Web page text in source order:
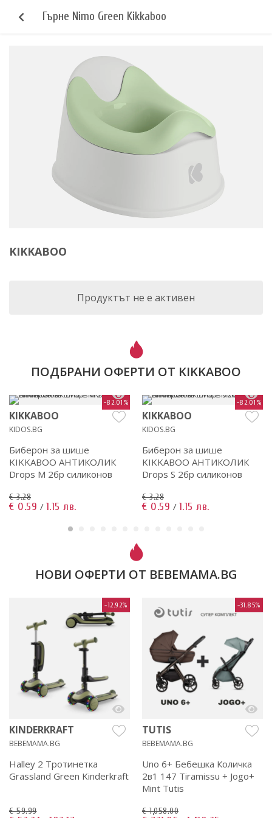
KIKKABOO
Гърне Nimo Green Kikkaboo
Продуктът не е активен
ПОДБРАНИ ОФЕРТИ ОТ KIKKABOO
-82.01%
KIKKABOO
KIDOS.BG
Биберон за шише
KIKKABOO АНТИКОЛИК
Drops M 2бр силиконов
€ 3.28
€ 0.59 / 1.15 лв.
-82.01%
KIKKABOO
KIDOS.BG
Биберон за шише
KIKKABOO АНТИКОЛИК
Drops S 2бр силиконов
€ 3.28
€ 0.59 / 1.15 лв.
НОВИ ОФЕРТИ ОТ BEBEMAMA.BG
-12.92%
KINDERKRAFT
BEBEMAMA.BG
Halley 2 Тротинетка
Grassland Green Kinderkraft
€ 59.99
-31.85%
TUTIS
BEBEMAMA.BG
Uno 6+ Бебешка Количка
2в1 147 Tiramissu + Jogo+
Mint Tutis
€ 1,058.00